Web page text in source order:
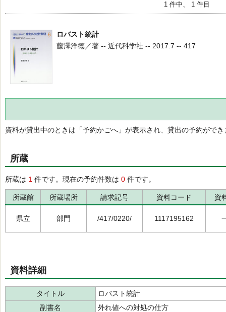
1 件中、 1 件目
ロバスト統計
藤澤洋徳／著 -- 近代科学社 -- 2017.7 -- 417
資料が貸出中のときは「予約かごへ」が表示され、貸出の予約ができ
所蔵
所蔵は 1 件です。現在の予約件数は 0 件です。
所蔵館 所蔵場所 請求記号 資料コード 資
県立 部門 /417/0220/ 1117195162
資料詳細
タイトル
ロバスト統計
副書名
外れ値への対処の仕方